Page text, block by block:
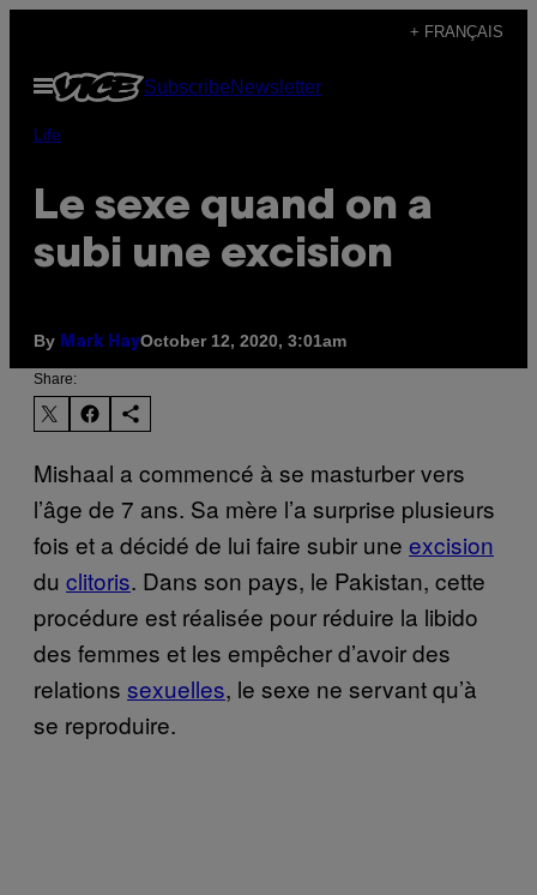
content
+ FRANÇAIS
Open
Menu
SubscribeNewsletter
Life
Le sexe quand on a
subi une excision
By Mark HayOctober 12, 2020, 3:01am
Share:
Mishaal a commencé à se masturber vers
l’âge de 7 ans. Sa mère l’a surprise plusieurs
fois et a décidé de lui faire subir une excision
du clitoris. Dans son pays, le Pakistan, cette
procédure est réalisée pour réduire la libido
des femmes et les empêcher d’avoir des
relations sexuelles, le sexe ne servant qu’à
se reproduire.